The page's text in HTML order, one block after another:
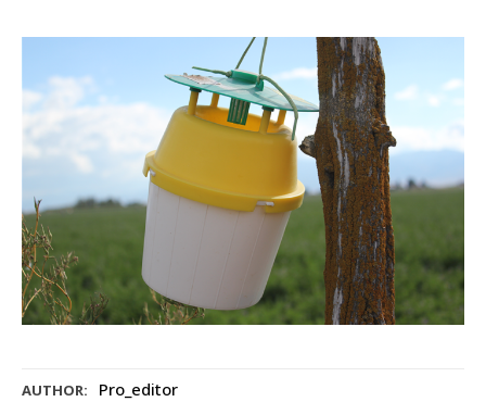
AUTHOR: Pro_editor